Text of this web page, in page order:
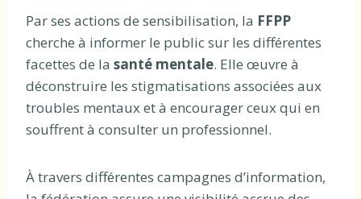
Par ses actions de sensibilisation, la FFPP
cherche à informer le public sur les différentes
facettes de la santé mentale. Elle œuvre à
déconstruire les stigmatisations associées aux
troubles mentaux et à encourager ceux qui en
souffrent à consulter un professionnel.
À travers différentes campagnes d’information,